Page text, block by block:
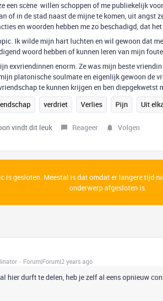
een scène willen schoppen of me publiekelijk
of in de stad naast de mijne te komen, uit angst
en woorden hebben me zo beschadigd, dat
Ik wilde mijn hart luchten en wil gewoon dat
woord hebben of kunnen leren van mijn
exvriendinnen enorm. Ze was mijn beste
platonische soulmate en eigenlijk gewoon de
te kunnen krijgen en ben diepgekwetst
verdriet Verlies Pijn Uit
vindt dit leuk Reageer Volgen
is gesloten. Meestal is dat omdat er langere tijd
onderwerp afgesloten is.
Forum|Forum|2 years ago
hier durft te delen, heb je zelf al eens opnieuw